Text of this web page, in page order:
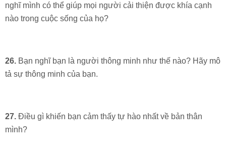
nghĩ mình có thể giúp mọi người cải thiện được khía cạnh
nào trong cuộc sống của họ?
26. Bạn nghĩ bạn là người thông minh như thế nào? Hãy mô
tả sự thông minh của bạn.
27. Điều gì khiến bạn cảm thấy tự hào nhất về bản thân
mình?